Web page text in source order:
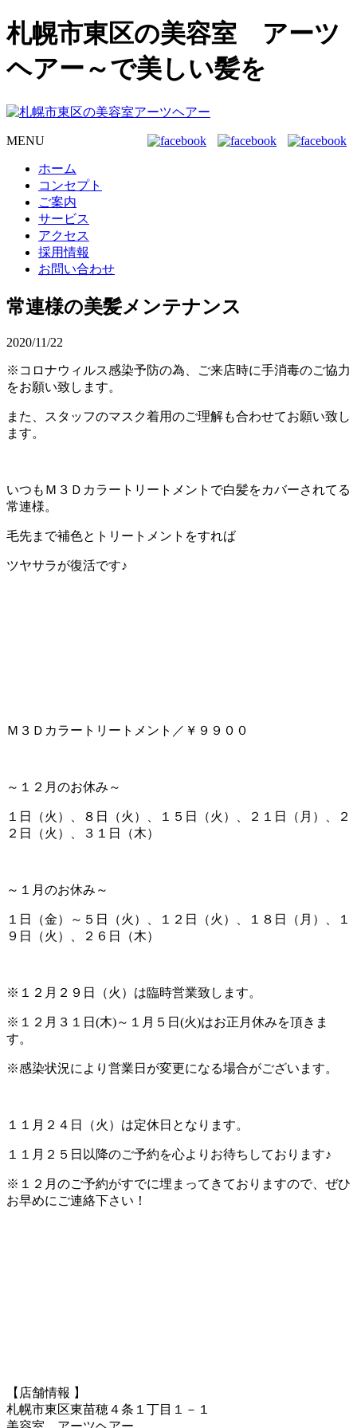
札幌市東区の美容室 アーツ
ヘアー～で美しい髪を
MENU
ホーム
コンセプト
ご案内
サービス
アクセス
採用情報
お問い合わせ
常連様の美髪メンテナンス
2020/11/22
※コロナウィルス感染予防の為、ご来店時に手消毒のご協力
をお願い致します。
また、スタッフのマスク着用のご理解も合わせてお願い致し
ます。
いつもＭ３Ｄカラートリートメントで白髪をカバーされてる
常連様。
毛先まで補色とトリートメントをすれば
ツヤサラが復活です♪
Ｍ３Ｄカラートリートメント／￥９９００
～１２月のお休み～
１日（火）、８日（火）、１５日（火）、２１日（月）、２
２日（火）、３１日（木）
～１月のお休み～
１日（金）～５日（火）、１２日（火）、１８日（月）、１
９日（火）、２６日（木）
※１２月２９日（火）は臨時営業致します。
※１２月３１日(木)～１月５日(火)はお正月休みを頂きま
す。
※感染状況により営業日が変更になる場合がございます。
１１月２４日（火）は定休日となります。
１１月２５日以降のご予約を心よりお待ちしております♪
※１２月のご予約がすでに埋まってきておりますので、ぜひ
お早めにご連絡下さい！
【店舗情報 】
札幌市東区東苗穂４条１丁目１－１